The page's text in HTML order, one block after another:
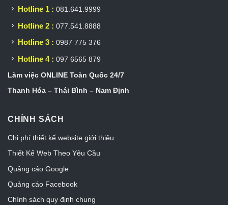
Hotline 1 : 081.641.9999
Hotline 2 : 077.541.8888
Hotline 3 : 0987 775 376
Hotline 4 : 097 6565 879
Làm việc ONLINE Toàn Quốc 24/7
Thanh Hóa – Thái Bình – Nam Định
CHÍNH SÁCH
Chi phí thiết kế website giới thiệu
Thiết Kế Web Theo Yêu Cầu
Quảng cáo Google
Quảng cáo Facebook
Chính sách quy định chung